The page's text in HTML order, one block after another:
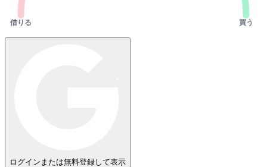
借りる 買う
ログインまたは無料登録して表示